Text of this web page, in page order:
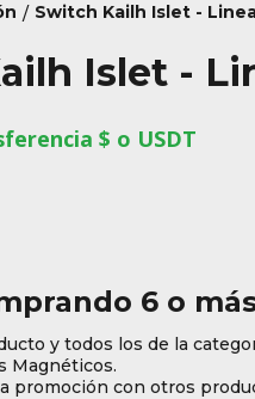
/ Switch Kailh Islet -
Islet -
$ o USDT
6 o
y todos los de la
Magnéticos.
promoción con otros